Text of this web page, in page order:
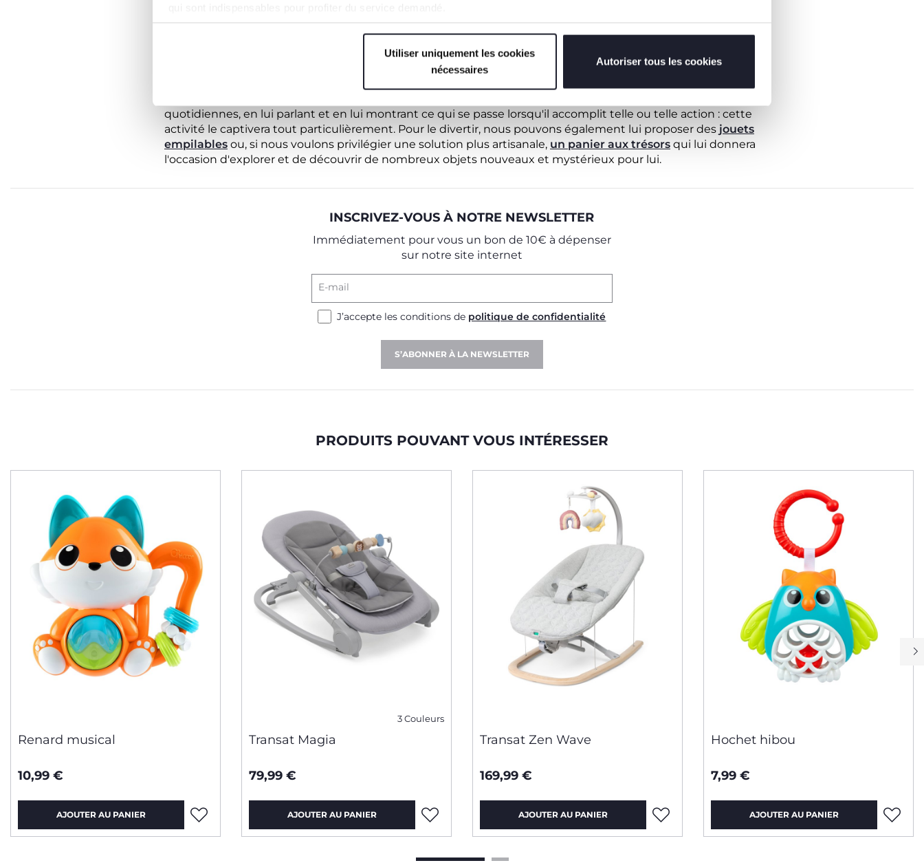
Utiliser uniquement les cookies
nécessaires
Autoriser tous les cookies
d'avoir un objet à câliner lorsque la tristesse l'envahit, c'est ce que l'on appelle les objets transitionnels.
QUELS JOUETS ET ACTIVITÉS PROPOSER À UN ENFANT DE 7 MOIS
quotidiennes, en lui parlant et en lui montrant ce qui se passe lorsqu'il accomplit telle ou telle action : cette
activité le captivera tout particulièrement. Pour le divertir, nous pouvons également lui proposer des jouets
empilables ou, si nous voulons privilégier une solution plus artisanale, un panier aux trésors qui lui donnera
l'occasion d'explorer et de découvrir de nombreux objets nouveaux et mystérieux pour lui.
INSCRIVEZ-VOUS À NOTRE NEWSLETTER
Immédiatement pour vous un bon de 10€ à dépenser
sur notre site internet
E-mail
J’accepte les conditions de politique de confidentialité
S’ABONNER À LA NEWSLETTER
PRODUITS POUVANT VOUS INTÉRESSER
Renard musical
10,99 €
AJOUTER AU PANIER
3 Couleurs
Transat Magia
79,99 €
AJOUTER AU PANIER
Transat Zen Wave
169,99 €
AJOUTER AU PANIER
Hochet hibou
7,99 €
AJOUTER AU PANIER